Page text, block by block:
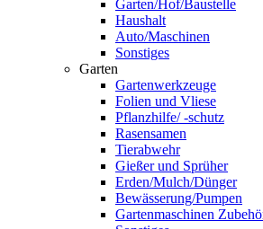
Garten/Hof/Baustelle
Haushalt
Auto/Maschinen
Sonstiges
Garten
Gartenwerkzeuge
Folien und Vliese
Pflanzhilfe/ -schutz
Rasensamen
Tierabwehr
Gießer und Sprüher
Erden/Mulch/Dünger
Bewässerung/Pumpen
Gartenmaschinen